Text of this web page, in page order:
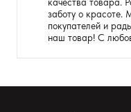
Контакты
Расскажите о
заботу о красоте.
покупателей и
наш товар! С